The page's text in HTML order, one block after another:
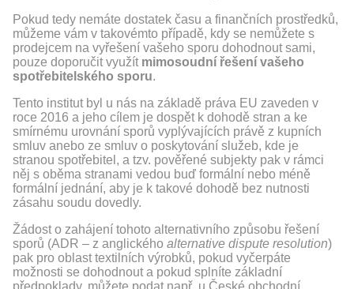
Pokud tedy nemáte dostatek času a finančních prostředků,
můžeme vám v takovémto případě, kdy se nemůžete s
prodejcem na vyřešení vašeho sporu dohodnout sami,
pouze doporučit využít mimosoudní řešení vašeho
spotřebitelského sporu.
Tento institut byl u nás na základě práva EU zaveden v
roce 2016 a jeho cílem je dospět k dohodě stran a ke
smírnému urovnání sporů vyplývajících právě z kupních
smluv anebo ze smluv o poskytování služeb, kde je
stranou spotřebitel, a tzv. pověřené subjekty pak v rámci
něj s oběma stranami vedou buď formální nebo méně
formální jednání, aby je k takové dohodě bez nutnosti
zásahu soudu dovedly.
Žádost o zahájení tohoto alternativního způsobu řešení
sporů (ADR – z anglického alternative dispute resolution)
pak pro oblast textilních výrobků, pokud vyčerpáte
možnosti se dohodnout a pokud splníte základní
předpoklady, můžete podat např. u České obchodní